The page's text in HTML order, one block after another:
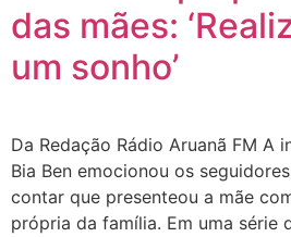
das mães:
um sonho’
Da Redação Rádio Aruanã FM A
Bia Ben emocionou os
contar que presenteou a mãe
própria da família. Em uma série